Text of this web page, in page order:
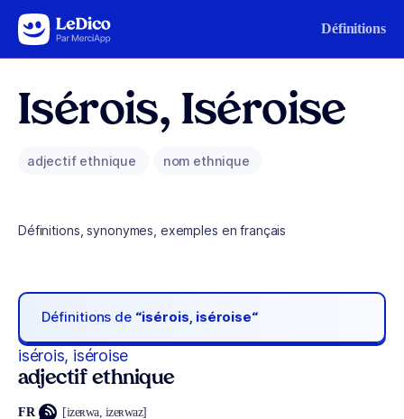
Aller au contenu Définitions
Isérois, Iséroise
adjectif ethnique nom ethnique
Définitions, synonymes, exemples en français
Définitions de “isérois, iséroise“
isérois, iséroise
adjectif ethnique
FR [izeʀwa, izeʀwaz]